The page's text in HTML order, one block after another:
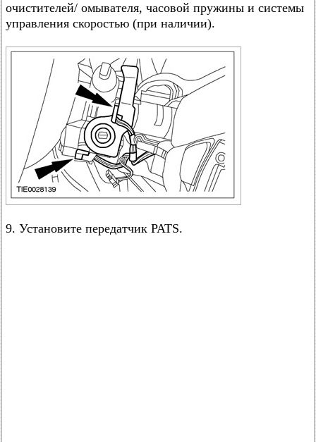
очистителей/ омывателя, часовой пружины и системы
управления скоростью (при наличии).
9. Установите передатчик PATS.